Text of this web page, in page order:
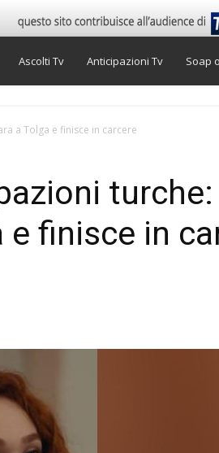
Ascolti Tv Anticipazioni Tv Soap
a Tolga e finisce in carcere
turche:
e finisce in